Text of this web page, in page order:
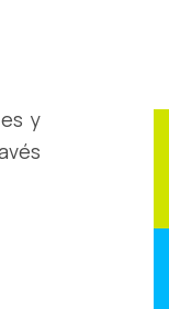
y